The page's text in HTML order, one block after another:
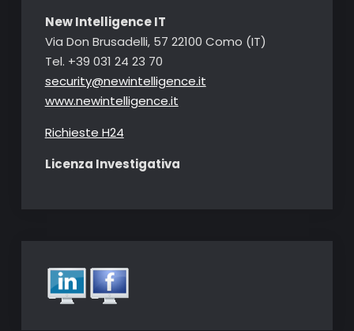
New Intelligence IT
Via Don Brusadelli, 57 22100 Como (IT)
Tel. +39 031 24 23 70
security@newintelligence.it
www.newintelligence.it
Richieste H24
Licenza Investigativa